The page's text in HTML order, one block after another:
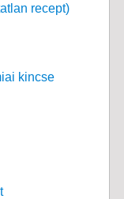
recept)
kincse